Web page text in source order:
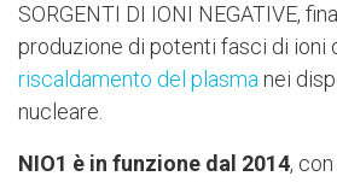
SORGENTI DI IONI NEGATIVE,
produzione di potenti fasci di ioni
riscaldamento del plasma nei
nucleare.
NIO1 è in funzione dal 2014,